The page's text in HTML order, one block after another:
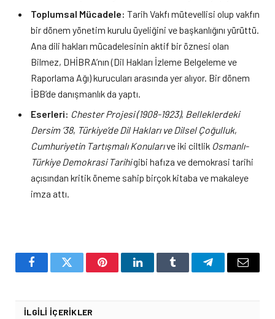
Toplumsal Mücadele: Tarih Vakfı mütevellisi olup vakfın
bir dönem yönetim kurulu üyeliğini ve başkanlığını yürüttü.
Ana dili hakları mücadelesinin aktif bir öznesi olan
Bilmez, DHİBRA’nın (Dil Hakları İzleme Belgeleme ve
Raporlama Ağı) kurucuları arasında yer alıyor. Bir dönem
İBB’de danışmanlık da yaptı.
Eserleri: Chester Projesi (1908-1923), Belleklerdeki
Dersim ’38, Türkiye’de Dil Hakları ve Dilsel Çoğulluk,
Cumhuriyetin Tartışmalı Konularıve iki ciltlik Osmanlı-
Türkiye Demokrasi Tarihigibi hafıza ve demokrasi tarihi
açısından kritik öneme sahip birçok kitaba ve makaleye
imza attı.
FacebookTwitter PinterestLinkedInTumblr TelegramEmail
İLGILI İÇERIKLER